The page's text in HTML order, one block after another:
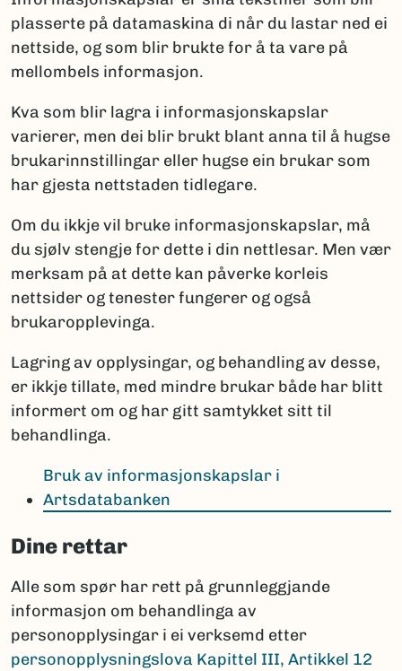
plasserte på datamaskina di når du lastar ned ei
nettside, og som blir brukte for å ta vare på
mellombels informasjon.
Kva som blir lagra i informasjonskapslar
varierer, men dei blir brukt blant anna til å hugse
brukarinnstillingar eller hugse ein brukar som
har gjesta nettstaden tidlegare.
Om du ikkje vil bruke informasjonskapslar, må
du sjølv stengje for dette i din nettlesar. Men vær
merksam på at dette kan påverke korleis
nettsider og tenester fungerer og også
brukaropplevinga.
Lagring av opplysingar, og behandling av desse,
er ikkje tillate, med mindre brukar både har blitt
informert om og har gitt samtykket sitt til
behandlinga.
Bruk av informasjonskapslar i
Artsdatabanken
Dine rettar
Alle som spør har rett på grunnleggjande
informasjon om behandlinga av
personopplysingar i ei verksemd etter
personopplysningslova Kapittel III, Artikkel 12